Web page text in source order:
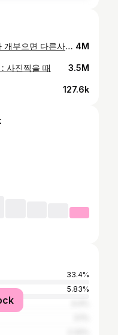
내가 붓능거에 집착하는 이유 : 나 개부으면 다른사람 됨 이거 너무 심하게 부어서 본계에 못올림 부계에만 올릴게 ㅠ 실시간으로 부기빠지는거 규경하쉠 ~ 4M
사진찍을 때 3.5M
127.6k
33.4%
5.83%